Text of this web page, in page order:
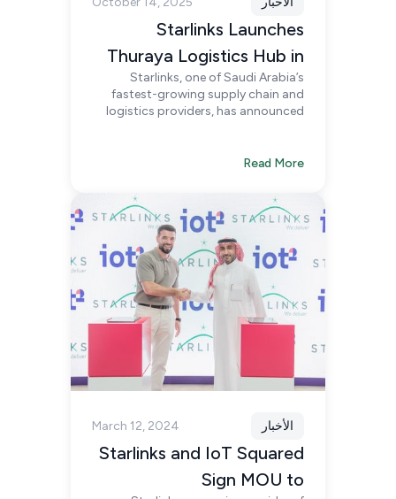
Starlinks Launches
Thuraya Logistics Hub in
Riyadh
Starlinks, one of Saudi Arabia’s
fastest-growing supply chain and
logistics providers, has announced
Logistics Park, Riyadh.
Read More
الأخبار March 12, 2024
Starlinks and IoT Squared
Sign MOU to